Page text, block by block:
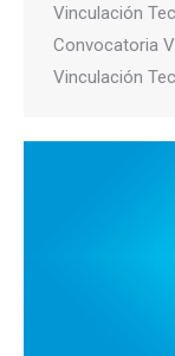
Vinculación
Convocatoria
Vinculación